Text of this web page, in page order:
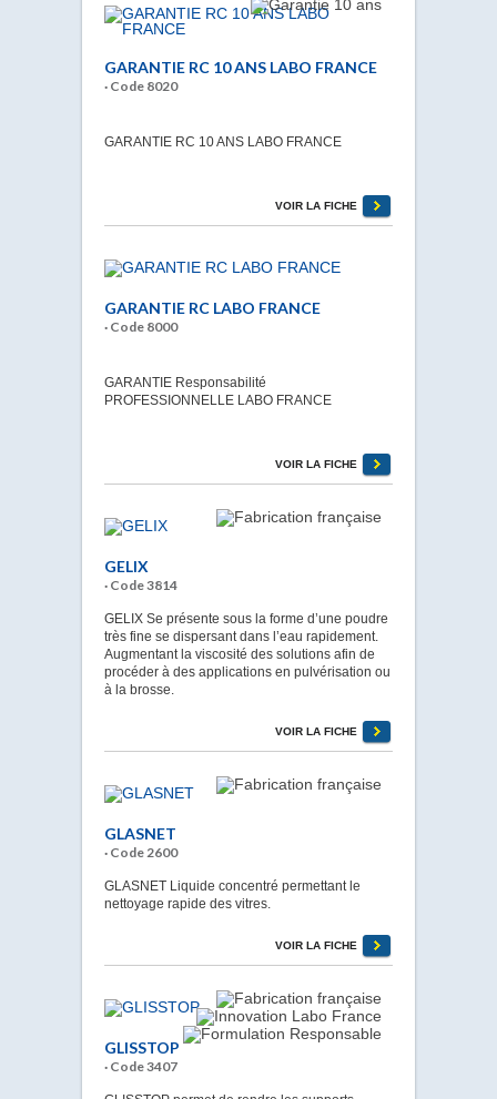
GARANTIE RC 10 ANS LABO FRANCE
· Code 8020
GARANTIE RC 10 ANS LABO FRANCE
VOIR LA FICHE
GARANTIE RC LABO FRANCE
· Code 8000
GARANTIE Responsabilité
PROFESSIONNELLE LABO FRANCE
VOIR LA FICHE
GELIX
· Code 3814
GELIX Se présente sous la forme d’une poudre
très fine se dispersant dans l’eau rapidement.
Augmentant la viscosité des solutions afin de
procéder à des applications en pulvérisation ou
à la brosse.
VOIR LA FICHE
GLASNET
· Code 2600
GLASNET Liquide concentré permettant le
nettoyage rapide des vitres.
VOIR LA FICHE
GLISSTOP
· Code 3407